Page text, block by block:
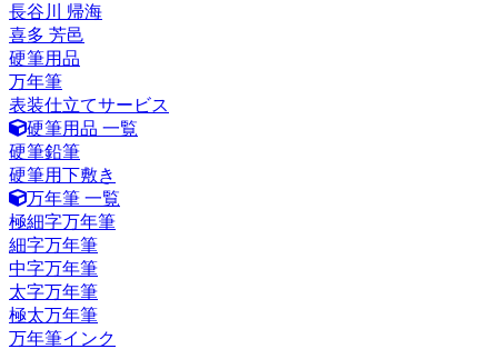
長谷川 帰海
喜多 芳邑
硬筆用品
万年筆
表装仕立てサービス
硬筆用品 一覧
硬筆鉛筆
硬筆用下敷き
万年筆 一覧
極細字万年筆
細字万年筆
中字万年筆
太字万年筆
極太万年筆
万年筆インク